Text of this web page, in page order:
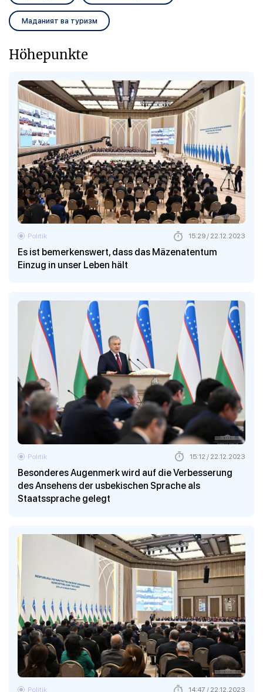
Маданият ва туризм
Höhepunkte
Es ist bemerkenswert, dass das Mäzenatentum
Einzug in unser Leben hält
Politik 15:29 / 22.12.2023
Besonderes Augenmerk wird auf die Verbesserung
des Ansehens der usbekischen Sprache als
Staatssprache gelegt
Politik 15:12 / 22.12.2023
Politik 14:47 / 22.12.2023